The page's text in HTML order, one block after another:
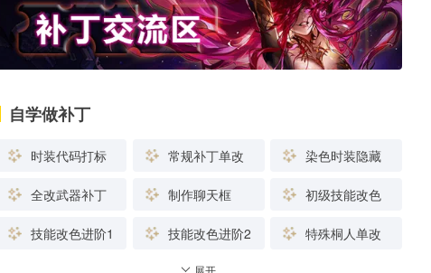
自学做补丁
时装代码打标 常规补丁单改 染色时装隐藏
全改武器补丁 制作聊天框 初级技能改色
技能改色进阶1 技能改色进阶2 特殊桐人单改